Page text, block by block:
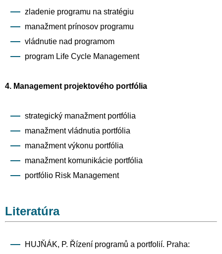
zladenie programu na stratégiu
manažment prínosov programu
vládnutie nad programom
program Life Cycle Management
4. Management projektového portfólia
strategický manažment portfólia
manažment vládnutia portfólia
manažment výkonu portfólia
manažment komunikácie portfólia
portfólio Risk Management
Literatúra
HUJŇÁK, P. Řízení programů a portfolií. Praha: